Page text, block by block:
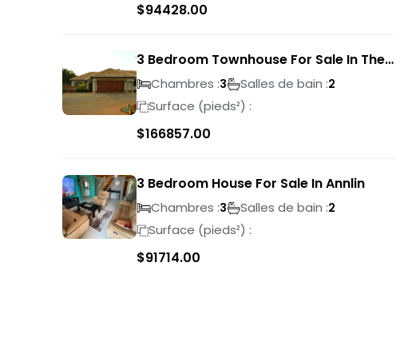
$94428.00
3 Bedroom Townhouse For Sale In The
WildsChambres :3 Salles de bain :2
Surface (pieds²) :
$166857.00
3 Bedroom House For Sale In Annlin
Chambres :3 Salles de bain :2
Surface (pieds²) :
$91714.00